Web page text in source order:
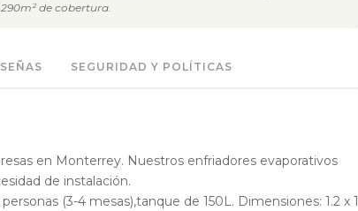
COOLTECH-MX
EMAIL
de cobertura.
SEGURIDAD Y POLÍTICAS
en Monterrey. Nuestros enfriadores evaporativos
de instalación.
(3-4 mesas),tanque de 150L. Dimensiones: 1.2 x 1